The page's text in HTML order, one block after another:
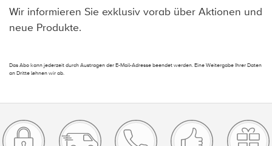
Wir informieren Sie exklusiv vorab über Aktionen und
neue Produkte.
Das Abo kann jederzeit durch Austragen der E-Mail-Adresse beendet werden. Eine Weitergabe Ihrer Daten
an Dritte lehnen wir ab.